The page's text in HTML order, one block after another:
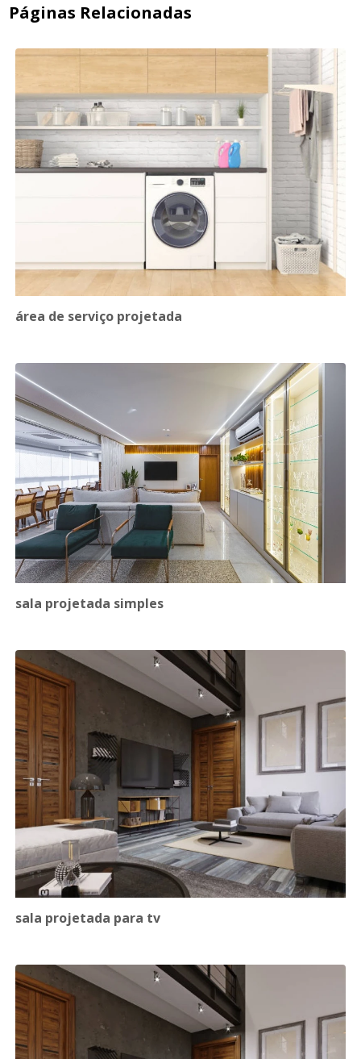
Páginas Relacionadas
área de serviço projetada
sala projetada simples
sala projetada para tv